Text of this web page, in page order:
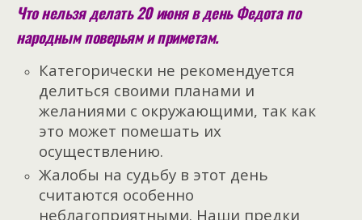
Что нельзя делать 20 июня в день Федота по
народным поверьям и приметам.
Категорически не рекомендуется
делиться своими планами и
желаниями с окружающими, так как
это может помешать их
осуществлению.
Жалобы на судьбу в этот день
считаются особенно
неблагоприятными. Наши предки